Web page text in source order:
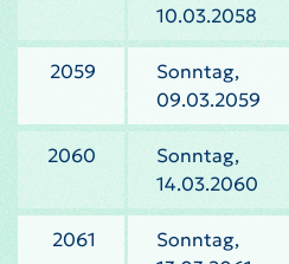
10.03.2058
2059
Sonntag,
09.03.2059
2060
Sonntag,
14.03.2060
2061
Sonntag,